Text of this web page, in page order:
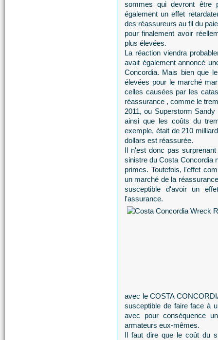
sommes qui devront
également un effet
des réassureurs au fil du
pour finalement avoir
plus élevées.
La réaction viendra
avait également annoncé
Concordia. Mais bien que
élevées pour le marché
celles causées par les
réassurance , comme le
2011, ou Superstorm
ainsi que les coûts du
exemple, était de 210
dollars est réassurée.
Il n'est donc pas
sinistre du Costa Concordia
primes. Toutefois, l'effet
un marché de la
susceptible d'avoir un
l'assurance.
avec le COSTA
susceptible de faire face à
avec pour conséquence
armateurs eux-mêmes.
Il faut dire que le coût du